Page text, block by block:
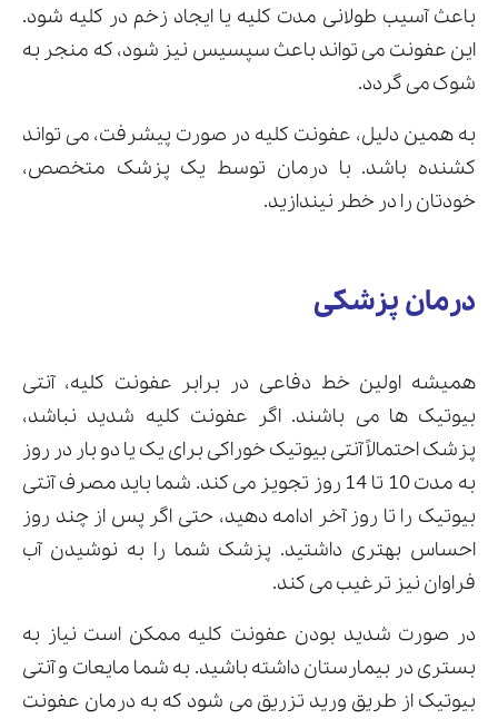
باعث آسیب طولانی مدت کلیه یا ایجاد زخم در کلیه شود.
این عفونت می تواند باعث سپسیس نیز شود، که منجر به
شوک می گردد.
به همین دلیل، عفونت کلیه در صورت پیشرفت، می تواند
کشنده باشد. با درمان توسط یک پزشک متخصص،
خودتان را در خطر نیندازید.
درمان پزشکی
همیشه اولین خط دفاعی در برابر عفونت کلیه، آنتی
بیوتیک ها می باشند. اگر عفونت کلیه شدید نباشد،
پزشک احتمالاً آنتی بیوتیک خوراکی برای یک یا دو بار در روز
به مدت 10 تا 14 روز تجویز می کند. شما باید مصرف آنتی
بیوتیک را تا روز آخر ادامه دهید، حتی اگر پس از چند روز
احساس بهتری داشتید. پزشک شما را به نوشیدن آب
فراوان نیز ترغیب می کند.
در صورت شدید بودن عفونت کلیه ممکن است نیاز به
بستری در بیمارستان داشته باشید. به شما مایعات و آنتی
بیوتیک از طریق ورید تزریق می شود که به درمان عفونت